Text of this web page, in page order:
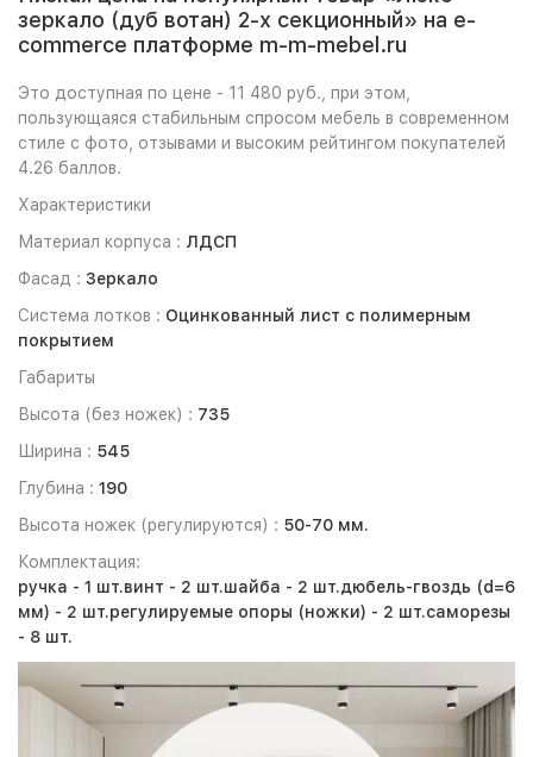
зеркало (дуб вотан) 2-х секционный» на e-
commerce платформе m-m-mebel.ru
Это доступная по цене - 11 480 руб., при этом,
пользующаяся стабильным спросом мебель в современном
стиле с фото, отзывами и высоким рейтингом покупателей
4.26 баллов.
Характеристики
Материал корпуса : ЛДСП
Фасад : Зеркало
Система лотков : Оцинкованный лист с полимерным
покрытием
Габариты
Высота (без ножек) : 735
Ширина : 545
Глубина : 190
Высота ножек (регулируются) : 50-70 мм.
Комплектация:
ручка - 1 шт.винт - 2 шт.шайба - 2 шт.дюбель-гвоздь (d=6
мм) - 2 шт.регулируемые опоры (ножки) - 2 шт.саморезы
- 8 шт.